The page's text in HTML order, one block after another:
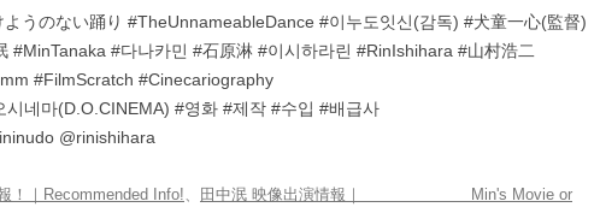
うのない踊り #TheUnnameableDance #이누도잇신(감독) #犬童一心(監督)
#MinTanaka #다나카민 #石原淋 #이시하라린 #RinIshihara #山村浩二
#FilmScratch #Cinecariography
네마(D.O.CINEMA) #영화 #제작 #수입 #배급사
@rinishihara
！｜Recommended Info!、
田中泯 映像出演情報｜ Min's Movie or